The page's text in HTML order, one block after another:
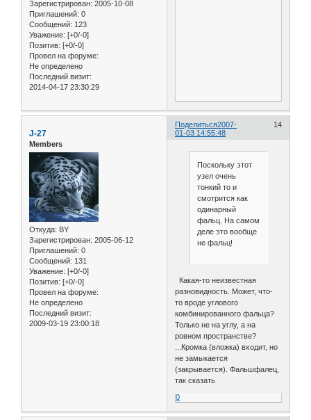
Зарегистрирован: 2005-10-08
Приглашений: 0
Сообщений: 123
Уважение: [+0/-0]
Позитив: [+0/-0]
Провел на форуме:
Не определено
Последний визит:
2014-04-17 23:30:29
Поделиться 14
2007-
01-03 14:55:48
J-27
Members
Откуда: BY
Зарегистрирован: 2005-06-12
Приглашений: 0
Сообщений: 131
Уважение: [+0/-0]
Позитив: [+0/-0]
Провел на форуме:
Не определено
Последний визит:
2009-03-19 23:00:18
Поскольку этот
узел очень
тонкий то и
смотрится как
одинарный
фальц. На самом
деле это вообще
не фальц!
Какая-то неизвестная
разновидность. Может, что-
то вроде углового
комбинированного фальца?
Только не на углу, а на
ровном пространстве?
...Кромка (вложка) входит, но
не замыкается
(закрывается). Фальшфалец,
так сказать
0